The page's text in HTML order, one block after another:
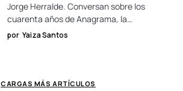
Jorge Herralde. Conversan sobre los
cuarenta años de Anagrama, la…
por Yaiza Santos
CARGAS MÁS ARTÍCULOS